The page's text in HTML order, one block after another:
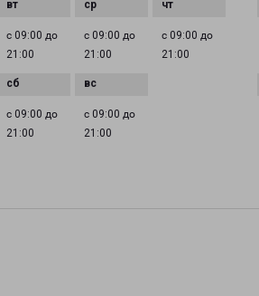
с 09:00 до
21:00
с 09:00 до
21:00
с 09:00 до
21:00
с 09:00 до
21:00
с 09:00 до
21:00